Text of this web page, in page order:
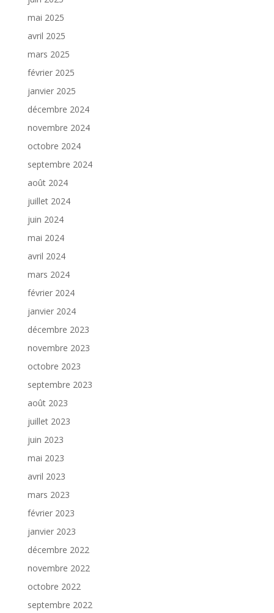
mai 2025
avril 2025
mars 2025
février 2025
janvier 2025
décembre 2024
novembre 2024
octobre 2024
septembre 2024
août 2024
juillet 2024
juin 2024
mai 2024
avril 2024
mars 2024
février 2024
janvier 2024
décembre 2023
novembre 2023
octobre 2023
septembre 2023
août 2023
juillet 2023
juin 2023
mai 2023
avril 2023
mars 2023
février 2023
janvier 2023
décembre 2022
novembre 2022
octobre 2022
septembre 2022